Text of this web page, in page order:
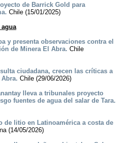
de Barrick Gold para
Chile (15/01/2025)
y presenta observaciones contra el
de Minera El Abra. Chile
ciudadana, crecen las críticas a
Chile (29/06/2026)
lleva a tribunales proyecto
fuentes de agua del salar de Tara.
de litio en Latinoamérica a costa de
(14/05/2026)